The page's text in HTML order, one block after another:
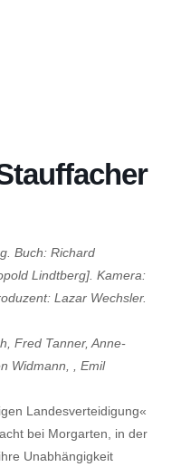
. Buch: Richard
Lindtberg]. Kamera:
Lazar Wechsler.
, Fred Tanner, Anne-
Widmann
Emil
Landesverteidigung«
bei Morgarten, in der
Unabhängigkeit